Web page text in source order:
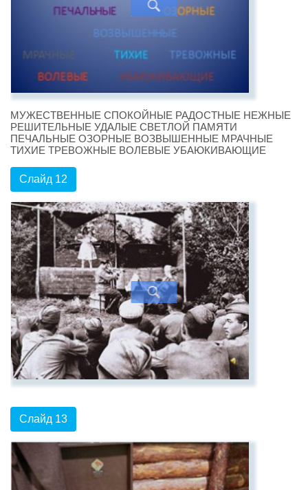
МУЖЕСТВЕННЫЕ СПОКОЙНЫЕ РАДОСТНЫЕ НЕЖНЫЕ
РЕШИТЕЛЬНЫЕ УДАЛЫЕ СВЕТЛОЙ ПАМЯТИ
ПЕЧАЛЬНЫЕ ОЗОРНЫЕ ВОЗВЫШЕННЫЕ МРАЧНЫЕ
ТИХИЕ ТРЕВОЖНЫЕ ВОЛЕВЫЕ УБАЮКИВАЮЩИЕ
Слайд 12
Слайд 13